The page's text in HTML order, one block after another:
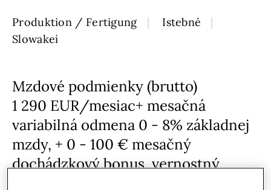
Produktion / Fertigung
Istebné
Slowakei
Mzdové podmienky (brutto)
1 290 EUR/mesiac+ mesačná
variabilná odmena 0 - 8% základnej
mzdy, + 0 - 100 € mesačný
dochádzkový bonus, vernostný